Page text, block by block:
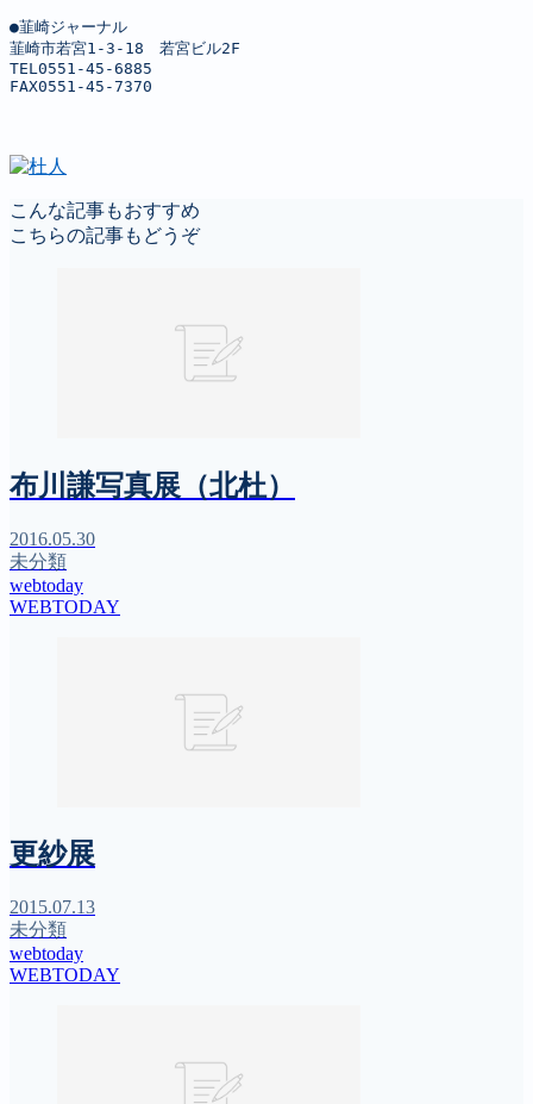
●韮崎ジャーナル
韮崎市若宮1-3-18　若宮ビル2F
TEL0551-45-6885
FAX0551-45-7370
こんな記事もおすすめ
こちらの記事もどうぞ
布川謙写真展（北杜）
2016.05.30
未分類
webtoday
WEBTODAY
更紗展
2015.07.13
未分類
webtoday
WEBTODAY